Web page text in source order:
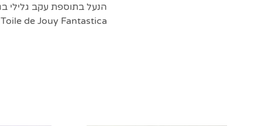
Toile de Jouy Fantastica מהקולקציה.